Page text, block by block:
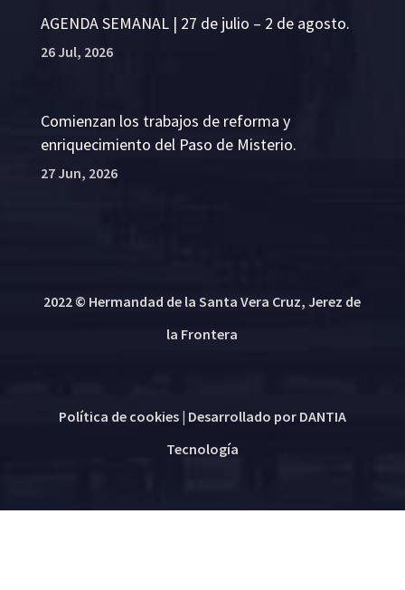
AGENDA SEMANAL | 27 de julio – 2 de agosto.
26 Jul, 2026
Comienzan los trabajos de reforma y
enriquecimiento del Paso de Misterio.
27 Jun, 2026
2022 © Hermandad de la Santa Vera Cruz, Jerez de
la Frontera
Política de cookies| Desarrollado por DANTIA
Tecnología